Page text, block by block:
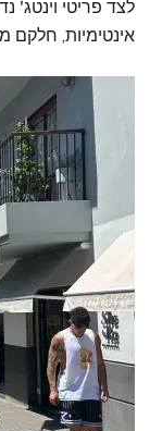
לצד פריטי וינטג'
אינטימיות, חלקם